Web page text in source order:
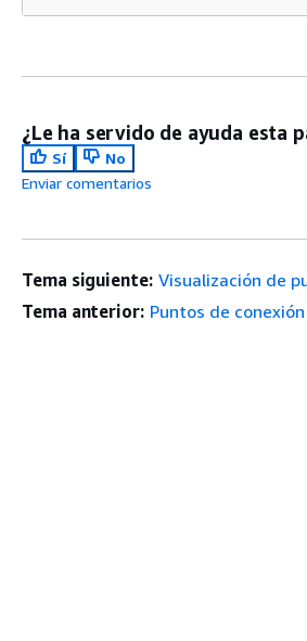
¿Le ha servido de ayuda esta
Sí
No
Enviar comentarios
Tema siguiente: Visualización de
Tema anterior: Puntos de conexión